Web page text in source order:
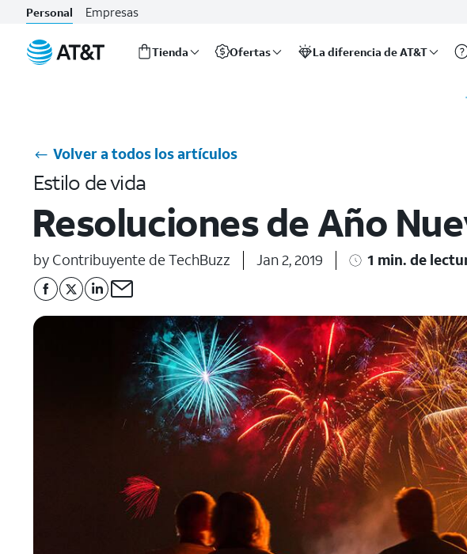
Personal Empresas
Tienda Ofertas La diferencia de AT&T
Volver a todos los artículos
Estilo de vida
Resoluciones de Año
by Contribuyente de TechBuzz Jan 2, 2019 1 min. de